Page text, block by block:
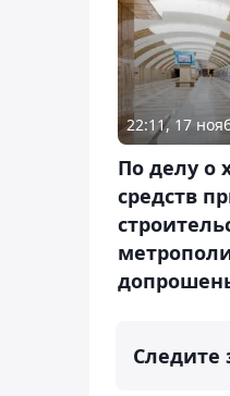
22:11, 17
По делу о
средств
Следите